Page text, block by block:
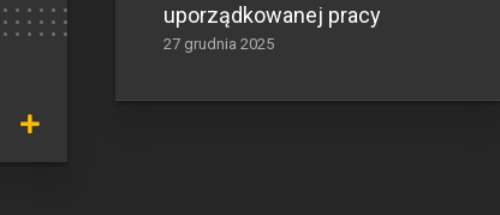
uporządkowanej pracy
27 grudnia 2025